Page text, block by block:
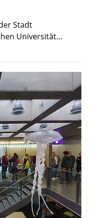
Stadt
Universität…